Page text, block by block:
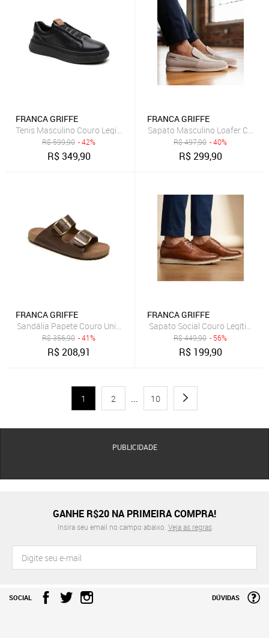
FRANCA GRIFFE
Tenis Masculino Couro Legitimo Casual Palmilha Macia
R$599,90 - 42%
R$349,90
FRANCA GRIFFE
Sapato Masculino Loafer
R$497,90 - 40%
R$299,90
FRANCA GRIFFE
Sandália Papete Couro Unissex Ajuste Fivelas Forro Couro Solado
R$356,90 - 41%
R$208,91
FRANCA GRIFFE
Sapato Social Couro Legítimo
R$449,90 - 56%
R$ 199,90
1 2 ... 10
PUBLICIDADE
GANHE R$20 NA PRIMEIRA COMPRA!
Insira seu email no campo abaixo. Veja as regras
SOCIAL DÚVIDAS